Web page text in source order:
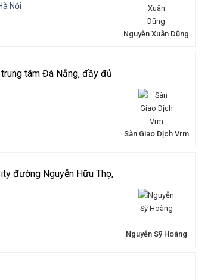
Nội
Nguyễn Xuân Dũng
tâm Đà Nẵng, đầy đủ
Sàn Giao Dịch Vrm
đường Nguyễn Hữu Thọ,
Nguyễn Sỹ Hoàng